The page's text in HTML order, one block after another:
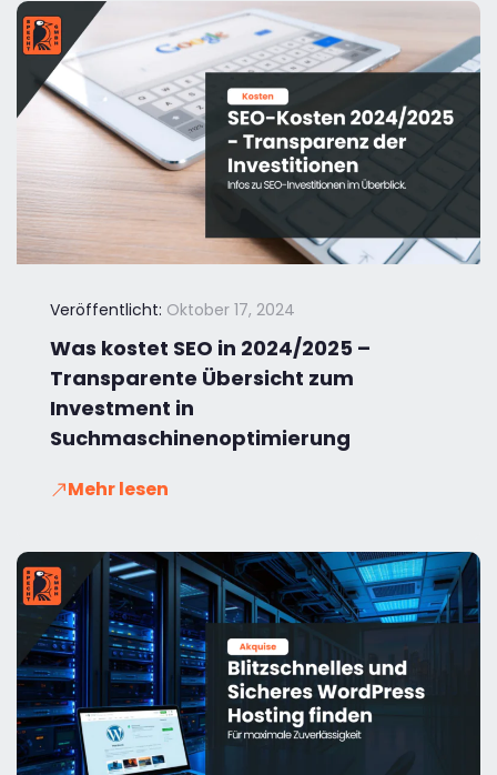
Veröffentlicht: Oktober 17, 2024
Was kostet SEO in 2024/2025 –
Transparente Übersicht zum
Investment in
Suchmaschinenoptimierung
Mehr lesen